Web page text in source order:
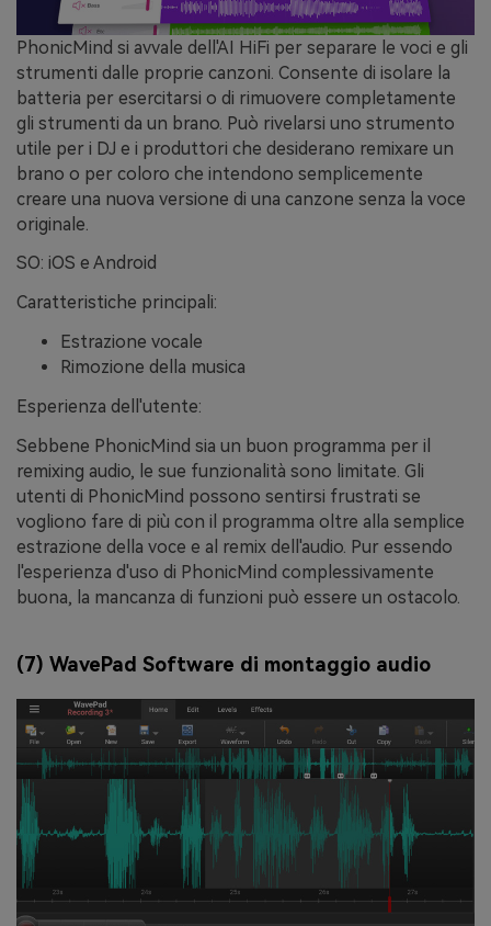
PhonicMind si avvale dell'AI HiFi per separare le voci e gli
strumenti dalle proprie canzoni. Consente di isolare la
batteria per esercitarsi o di rimuovere completamente
gli strumenti da un brano. Può rivelarsi uno strumento
utile per i DJ e i produttori che desiderano remixare un
brano o per coloro che intendono semplicemente
creare una nuova versione di una canzone senza la voce
originale.
SO: iOS e Android
Caratteristiche principali:
Estrazione vocale
Rimozione della musica
Esperienza dell'utente:
Sebbene PhonicMind sia un buon programma per il
remixing audio, le sue funzionalità sono limitate. Gli
utenti di PhonicMind possono sentirsi frustrati se
vogliono fare di più con il programma oltre alla semplice
estrazione della voce e al remix dell'audio. Pur essendo
l'esperienza d'uso di PhonicMind complessivamente
buona, la mancanza di funzioni può essere un ostacolo.
(7) WavePad Software di montaggio audio